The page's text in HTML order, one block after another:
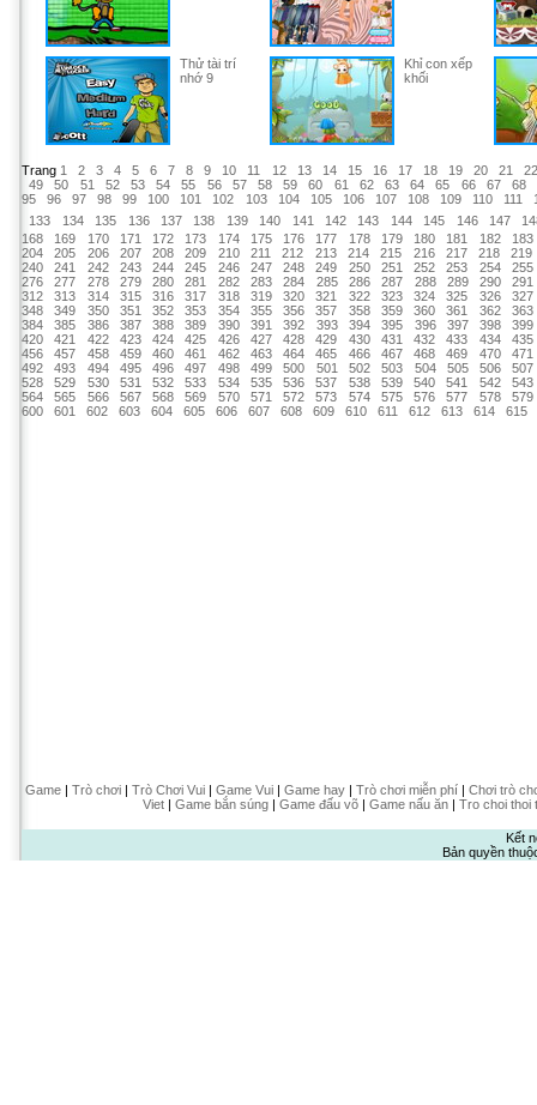
Thử tài trí
nhớ 9
Khỉ con xếp
khối
Trang 1 2 3 4 5 6 7 8 9 10 11 12 13 14 15 16 17 18 19 20 21
22
49
50 51 52 53 54 55 56 57 58 59 60 61 62 63 64 65 66 67
68
95
96 97 98 99 100 101 102 103 104 105 106 107 108 109 110 111
133
134 135 136 137 138 139 140 141 142 143 144 145 146 147
168
169 170 171 172 173 174 175 176 177 178 179 180 181 182
183
204
205 206 207 208 209 210 211 212 213 214 215 216 217 218
219
240
241 242 243 244 245 246 247 248 249 250 251 252 253 254
255
276
277 278 279 280 281 282 283 284 285 286 287 288 289 290
291
312
313 314 315 316 317 318 319 320 321 322 323 324 325 326
327
348
349 350 351 352 353 354 355 356 357 358 359 360 361 362
363
384
385 386 387 388 389 390 391 392 393 394 395 396 397 398
399
420
421 422 423 424 425 426 427 428 429 430 431 432 433 434
435
456
457 458 459 460 461 462 463 464 465 466 467 468 469 470
471
492
493 494 495 496 497 498 499 500 501 502 503 504 505 506
507
528
529 530 531 532 533 534 535 536 537 538 539 540 541 542
543
564
565 566 567 568 569 570 571 572 573 574 575 576 577 578
579
600
601 602 603 604 605 606 607 608 609 610 611 612 613 614 615
Game| Trò chơi| Trò Chơi Vui| Game Vui| Game hay| Trò chơi miễn phí| Chơi trò
Viet| Game bắn súng| Game đấu võ| Game nấu ăn| Tro choi thoi
Kết
Bản quyền